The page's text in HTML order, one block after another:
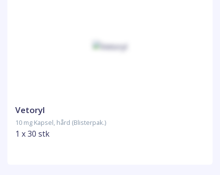
Vetoryl
10 mg Kapsel, hård (Blisterpak.)
1 x 30 stk